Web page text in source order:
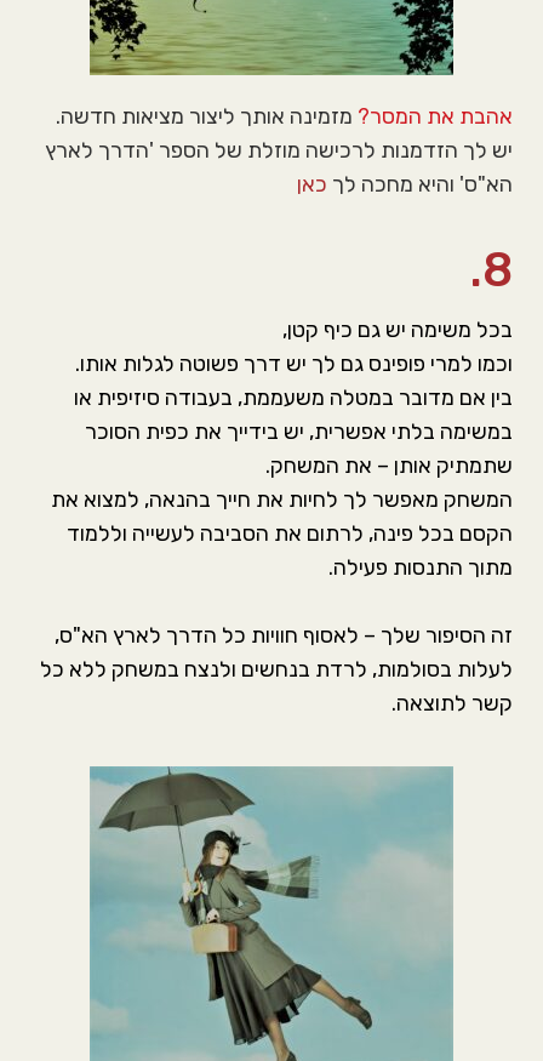
אהבת את המסר? מזמינה אותך ליצור מציאות חדשה.
יש לך הזדמנות לרכישה מוזלת של הספר 'הדרך לארץ
הא"ס' והיא מחכה לך כאן
8.
בכל משימה יש גם כיף קטן,
וכמו למרי פופינס גם לך יש דרך פשוטה לגלות אותו.
בין אם מדובר במטלה משעממת, בעבודה סיזיפית או
במשימה בלתי אפשרית, יש בידייך את כפית הסוכר
שתמתיק אותן – את המשחק.
המשחק מאפשר לך לחיות את חייך בהנאה, למצוא את
הקסם בכל פינה, לרתום את הסביבה לעשייה וללמוד
מתוך התנסות פעילה.
זה הסיפור שלך – לאסוף חוויות כל הדרך לארץ הא"ס,
לעלות בסולמות, לרדת בנחשים ולנצח במשחק ללא כל
קשר לתוצאה.